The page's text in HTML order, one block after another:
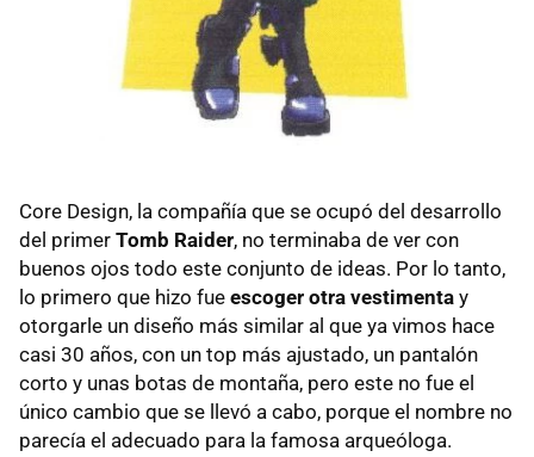
Core Design, la compañía que se ocupó del desarrollo
del primer Tomb Raider, no terminaba de ver con
buenos ojos todo este conjunto de ideas. Por lo tanto,
lo primero que hizo fue escoger otra vestimenta y
otorgarle un diseño más similar al que ya vimos hace
casi 30 años, con un top más ajustado, un pantalón
corto y unas botas de montaña, pero este no fue el
único cambio que se llevó a cabo, porque el nombre no
parecía el adecuado para la famosa arqueóloga.